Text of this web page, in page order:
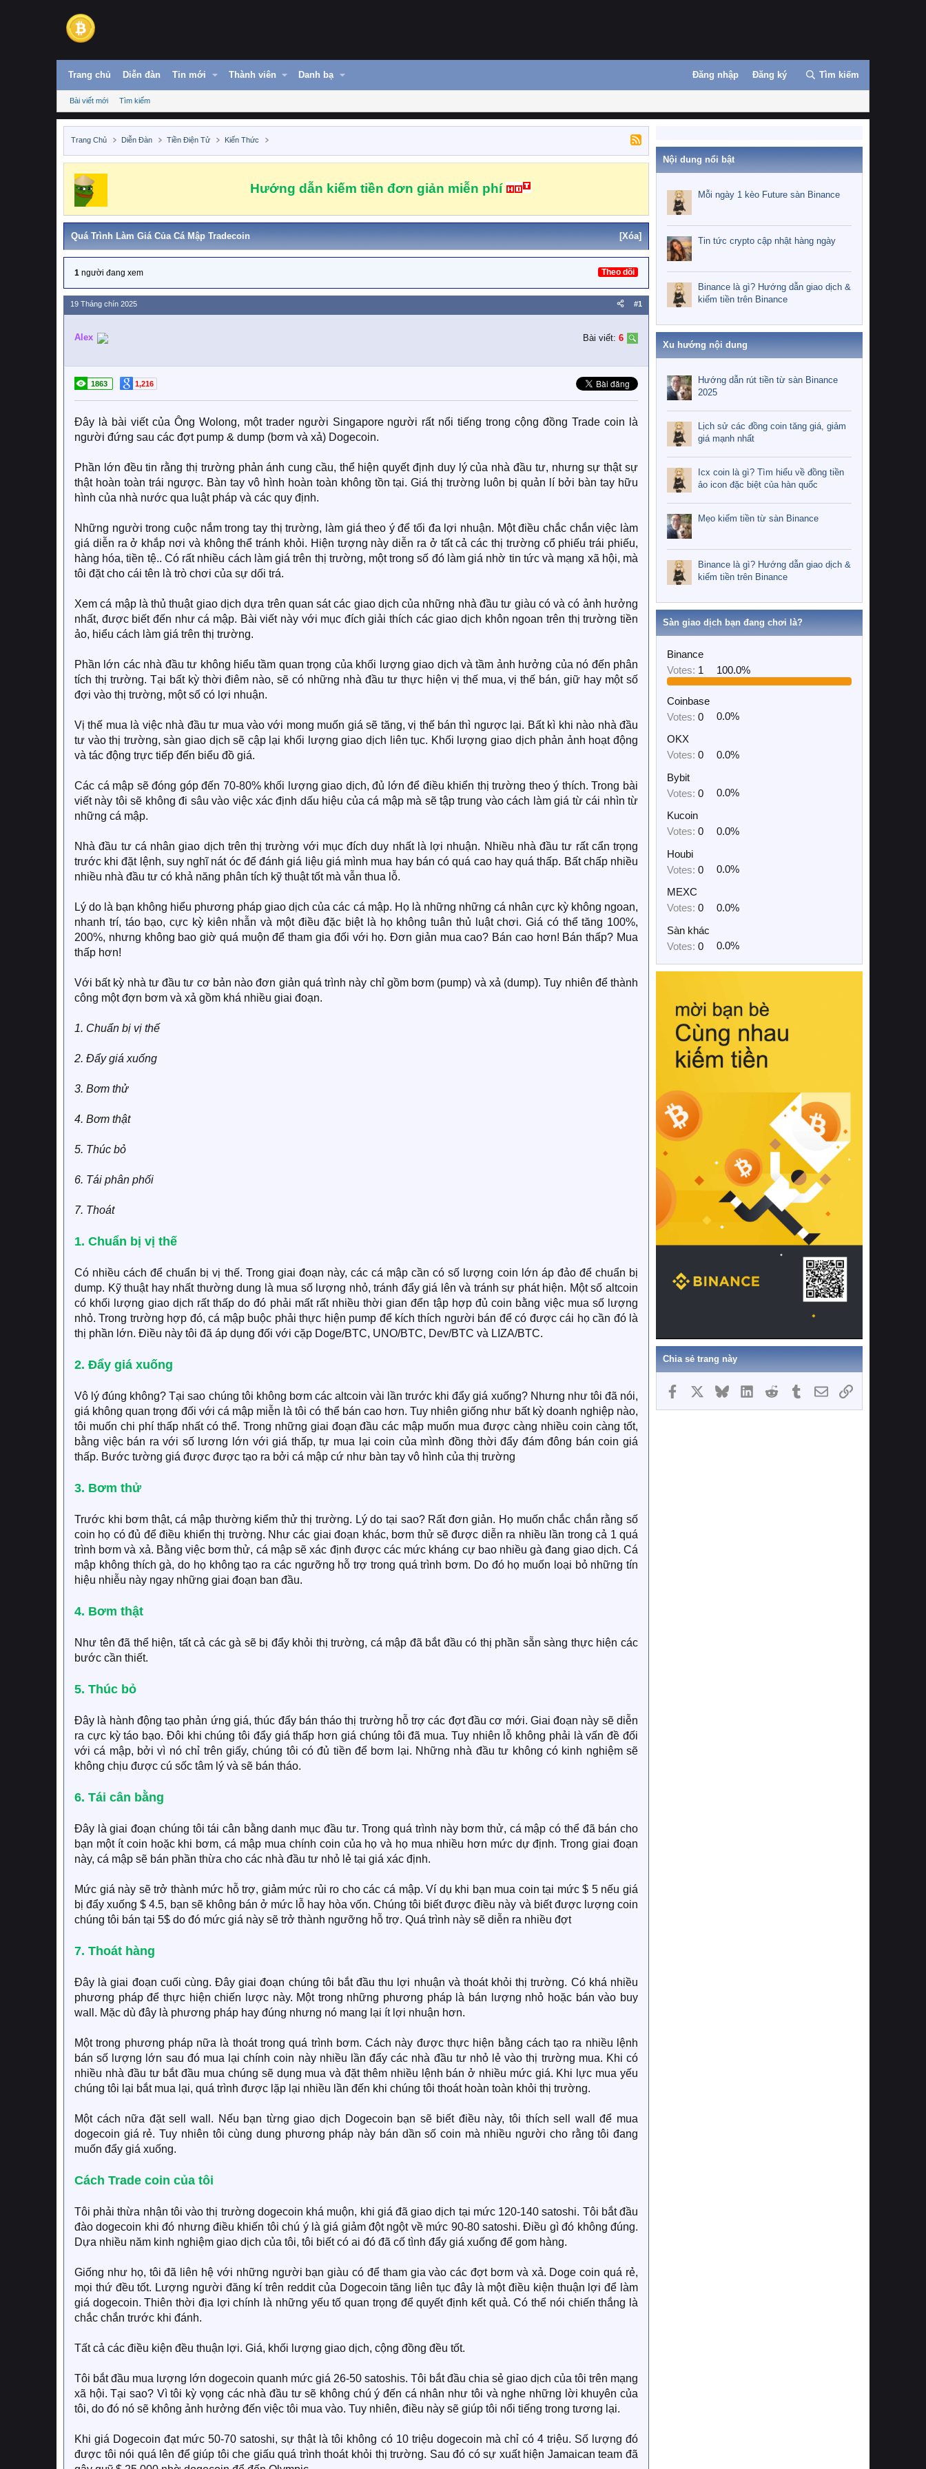
Trang chủ Diễn đàn Tin mới Thành viên Danh bạ Đăng nhập Đăng ký Tìm kiếm
Bài viết mới Tìm kiếm
Trang Chủ Diễn Đàn Tiền Điện Tử Kiến Thức
Hướng dẫn kiếm tiền đơn giản miễn phí
Quá Trình Làm Giá Của Cá Mập Tradecoin [Xóa]
1 người đang xem Theo dõi
19 Tháng chín 2025 #1
Alex Bài viết: 6
1863 1,216
Đây là bài viết của Ông Wolong, một trader người Singapore người rất nổi tiếng trong cộng đồng Trade coin là
người đứng sau các đợt pump & dump (bơm và xả) Dogecoin.
Phần lớn đều tin rằng thị trường phản ánh cung cầu, thể hiện quyết định duy lý của nhà đầu tư, nhưng sự thật sự
thật hoàn toàn trái ngược. Bàn tay vô hình hoàn toàn không tồn tại. Giá thị trường luôn bị quản lí bởi bàn tay hữu
hình của nhà nước qua luật pháp và các quy định.
Những người trong cuộc nắm trong tay thị trường, làm giá theo ý để tối đa lợi nhuận. Một điều chắc chắn việc làm
giá diễn ra ở khắp nơi và không thể tránh khỏi. Hiện tượng này diễn ra ở tất cả các thị trường cổ phiếu trái phiếu,
hàng hóa, tiền tệ.. Có rất nhiều cách làm giá trên thị trường, một trong số đó làm giá nhờ tin tức và mạng xã hội, mà
tôi đặt cho cái tên là trò chơi của sự dối trá.
Xem cá mập là thủ thuật giao dịch dựa trên quan sát các giao dịch của những nhà đầu tư giàu có và có ảnh hưởng
nhất, được biết đến như cá mập. Bài viết này với mục đích giải thích các giao dịch khôn ngoan trên thị trường tiền
ảo, hiểu cách làm giá trên thị trường.
Phần lớn các nhà đầu tư không hiểu tầm quan trọng của khối lượng giao dịch và tầm ảnh hưởng của nó đến phân
tích thị trường. Tại bất kỳ thời điêm nào, sẽ có những nhà đầu tư thực hiện vị thế mua, vị thế bán, giữ hay một số
đợi vào thị trường, một số có lợi nhuận.
Vị thế mua là việc nhà đầu tư mua vào với mong muốn giá sẽ tăng, vị thế bán thì ngược lại. Bất kì khi nào nhà đầu
tư vào thị trường, sàn giao dịch sẽ cập lại khối lượng giao dịch liên tục. Khối lượng giao dịch phản ảnh hoạt động
và tác động trực tiếp đến biểu đồ giá.
Các cá mập sẽ đóng góp đến 70-80% khối lượng giao dịch, đủ lớn để điều khiển thị trường theo ý thích. Trong bài
viết này tôi sẽ không đi sâu vào việc xác định dấu hiệu của cá mập mà sẽ tập trung vào cách làm giá từ cái nhìn từ
những cá mập.
Nhà đầu tư cá nhân giao dịch trên thị trường với mục đích duy nhất là lợi nhuận. Nhiều nhà đầu tư rất cẩn trọng
trước khi đặt lệnh, suy nghĩ nát óc để đánh giá liệu giá mình mua hay bán có quá cao hay quá thấp. Bất chấp nhiều
nhiều nhà đầu tư có khả năng phân tích kỹ thuật tốt mà vẫn thua lỗ.
Lý do là bạn không hiểu phương pháp giao dịch của các cá mập. Họ là những những cá nhân cực kỳ không ngoan,
nhanh trí, táo bạo, cực kỳ kiên nhẫn và một điều đặc biệt là họ không tuân thủ luật chơi. Giá có thể tăng 100%,
200%, nhưng không bao giờ quá muộn để tham gia đối với họ. Đơn giản mua cao? Bán cao hơn! Bán thấp? Mua
thấp hơn!
Với bất kỳ nhà tư đầu tư cơ bản nào đơn giản quá trình này chỉ gồm bơm (pump) và xả (dump). Tuy nhiên để thành
công một đợn bơm và xả gồm khá nhiều giai đoạn.
1. Chuẩn bị vị thế
2. Đẩy giá xuống
3. Bơm thử
4. Bơm thật
5. Thúc bỏ
6. Tái phân phối
7. Thoát
1. Chuẩn bị vị thế
Có nhiều cách để chuẩn bị vị thế. Trong giai đoạn này, các cá mập cần có số lượng coin lớn áp đảo để chuẩn bị
dump. Kỹ thuật hay nhất thường dung là mua số lượng nhỏ, tránh đẩy giá lên và tránh sự phát hiện. Một số altcoin
có khối lượng giao dịch rất thấp do đó phải mất rất nhiều thời gian đển tập hợp đủ coin bằng việc mua số lượng
nhỏ. Trong trường hợp đó, cá mập buộc phải thực hiện pump để kích thích người bán để có được cái họ cần đó là
thị phần lớn. Điều này tôi đã áp dụng đối với cặp Doge/BTC, UNO/BTC, Dev/BTC và LIZA/BTC.
2. Đẩy giá xuống
Vô lý đúng không? Tại sao chúng tôi không bơm các altcoin vài lần trước khi đẩy giá xuống? Nhưng như tôi đã nói,
giá không quan trọng đối với cá mập miễn là tôi có thể bán cao hơn. Tuy nhiên giống như bất kỳ doanh nghiệp nào,
tôi muốn chi phí thấp nhất có thể. Trong những giai đoạn đầu các mập muốn mua được càng nhiều coin càng tốt,
bằng việc bán ra với số lương lớn với giá thấp, tự mua lại coin của mình đồng thời đẩy đám đông bán coin giá
thấp. Bước tường giá được được tạo ra bởi cá mập cứ như bàn tay vô hình của thị trường
3. Bơm thử
Trước khi bơm thật, cá mập thường kiểm thử thị trường. Lý do tại sao? Rất đơn giản. Họ muốn chắc chắn rằng số
coin họ có đủ để điều khiển thị trường. Như các giai đoạn khác, bơm thử sẽ được diễn ra nhiều lần trong cả 1 quá
trình bơm và xả. Bằng việc bơm thử, cá mập sẽ xác định được các mức kháng cự bao nhiều gà đang giao dịch. Cá
mập không thích gà, do họ không tạo ra các ngưỡng hỗ trợ trong quá trình bơm. Do đó họ muốn loại bỏ những tín
hiệu nhiễu này ngay những giai đoạn ban đầu.
4. Bơm thật
Như tên đã thể hiện, tất cả các gà sẽ bị đẩy khỏi thị trường, cá mập đã bắt đầu có thị phần sẵn sàng thực hiện các
bước cần thiết.
5. Thúc bỏ
Đây là hành động tạo phản ứng giá, thúc đẩy bán tháo thị trường hỗ trợ các đợt đầu cơ mới. Giai đoạn này sẽ diễn
ra cực kỳ táo bạo. Đôi khi chúng tôi đẩy giá thấp hơn giá chúng tôi đã mua. Tuy nhiên lỗ không phải là vấn đề đối
với cá mập, bởi vì nó chỉ trên giấy, chúng tôi có đủ tiền để bơm lại. Những nhà đầu tư không có kinh nghiệm sẽ
không chịu được cú sốc tâm lý và sẽ bán tháo.
6. Tái cân bằng
Đây là giai đoạn chúng tôi tái cân bằng danh mục đầu tư. Trong quá trình này bơm thử, cá mập có thể đã bán cho
bạn một ít coin hoặc khi bơm, cá mập mua chính coin của họ và họ mua nhiều hơn mức dự định. Trong giai đoạn
này, cá mập sẽ bán phần thừa cho các nhà đầu tư nhỏ lẻ tại giá xác định.
Mức giá này sẽ trở thành mức hỗ trợ, giảm mức rủi ro cho các cá mập. Ví dụ khi bạn mua coin tại mức $ 5 nếu giá
bị đẩy xuống $ 4.5, bạn sẽ không bán ở mức lỗ hay hòa vốn. Chúng tôi biết được điều này và biết được lượng coin
chúng tôi bán tại 5$ do đó mức giá này sẽ trở thành ngưỡng hỗ trợ. Quá trình này sẽ diễn ra nhiều đợt
7. Thoát hàng
Đây là giai đoạn cuối cùng. Đây giai đoạn chúng tôi bắt đầu thu lợi nhuận và thoát khỏi thị trường. Có khá nhiều
phương pháp để thực hiện chiến lược này. Một trong những phương pháp là bán lượng nhỏ hoặc bán vào buy
wall. Mặc dù đây là phương pháp hay đúng nhưng nó mang lại ít lợi nhuận hơn.
Một trong phương pháp nữa là thoát trong quá trình bơm. Cách này được thực hiện bằng cách tạo ra nhiều lệnh
bán số lượng lớn sau đó mua lại chính coin này nhiều lần đẩy các nhà đầu tư nhỏ lẻ vào thị trường mua. Khi có
nhiều nhà đầu tư bắt đầu mua chúng sẽ dụng mua và đặt thêm nhiều lệnh bán ở nhiều mức giá. Khi lực mua yếu
chúng tôi lại bắt mua lại, quá trình được lặp lại nhiều lần đến khi chúng tôi thoát hoàn toàn khỏi thị trường.
Một cách nữa đặt sell wall. Nếu bạn từng giao dịch Dogecoin bạn sẽ biết điều này, tôi thích sell wall để mua
dogecoin giá rẻ. Tuy nhiên tôi cùng dung phương pháp này bán dần số coin mà nhiều người cho rằng tôi đang
muốn đẩy giá xuống.
Cách Trade coin của tôi
Tôi phải thừa nhận tôi vào thị trường dogecoin khá muộn, khi giá đã giao dịch tại mức 120-140 satoshi. Tôi bắt đầu
đào dogecoin khi đó nhưng điều khiến tôi chú ý là giá giảm đột ngột về mức 90-80 satoshi. Điều gì đó không đúng.
Dựa nhiều năm kinh nghiệm giao dịch của tôi, tôi biết có ai đó đã cố tình đẩy giá xuống để gom hàng.
Giống như họ, tôi đã liên hệ với những người bạn giàu có để tham gia vào các đợt bơm và xả. Doge coin quá rẻ,
mọi thứ đều tốt. Lượng người đăng kí trên reddit của Dogecoin tăng liên tục đây là một điều kiện thuận lợi để làm
giá dogecoin. Thiên thời địa lợi chính là những yếu tố quan trọng để quyết định kết quả. Có thể nói chiến thắng là
chắc chắn trước khi đánh.
Tất cả các điều kiện đều thuận lợi. Giá, khối lượng giao dịch, cộng đồng đều tốt.
Tôi bắt đầu mua lượng lớn dogecoin quanh mức giá 26-50 satoshis. Tôi bắt đầu chia sẻ giao dịch của tôi trên mạng
xã hội. Tại sao? Vì tôi kỳ vọng các nhà đầu tư sẽ không chú ý đến cá nhân như tôi và nghe những lời khuyên của
tôi, do đó nó sẽ không ảnh hưởng đến việc tôi mua vào. Tuy nhiên, điều này sẽ giúp tôi nổi tiếng trong tương lại.
Khi giá Dogecoin đạt mức 50-70 satoshi, sự thật là tôi không có 10 triệu dogecoin mà chỉ có 4 triệu. Số lượng đó
được tôi nói quá lên để giúp tôi che giấu quá trình thoát khỏi thị trường. Sau đó có sự xuất hiện Jamaican team đã
Nội dung nổi bật
Mỗi ngày 1 kèo Future sàn Binance
Tin tức crypto cập nhật hàng ngày
Binance là gì? Hướng dẫn giao dịch &
kiếm tiền trên Binance
Xu hướng nội dung
Hướng dẫn rút tiền từ sàn Binance
2025
Lịch sử các đồng coin tăng giá, giảm
giá mạnh nhất
Icx coin là gì? Tìm hiểu về đồng tiền
ảo icon đặc biệt của hàn quốc
Mẹo kiếm tiền từ sàn Binance
Binance là gì? Hướng dẫn giao dịch &
kiếm tiền trên Binance
Sàn giao dịch bạn đang chơi là?
Binance
Votes: 1 100.0%
Coinbase
Votes: 0
0.0%
OKX
Votes: 0
0.0%
Bybit
Votes: 0
0.0%
Kucoin
Votes: 0
0.0%
Houbi
Votes: 0
0.0%
MEXC
Votes: 0
0.0%
Sàn khác
Votes: 0 0.0%
Chia sẻ trang này
Facebook BlueskyLinkedInReddit TumblrEmailLink